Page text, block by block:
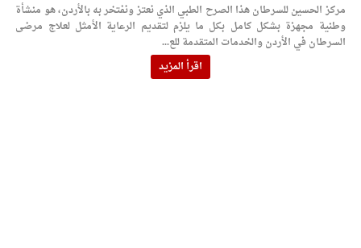
مركز الحسين للسرطان هذا الصرح الطبي الذي نعتز ونفتخر به بالأردن، هو منشأة
وطنية مجهزة بشكل كامل بكل ما يلزم لتقديم الرعاية الأمثل لعلاج مرضى
السرطان في الأردن والخدمات المتقدمة للع...
اقرأ المزيد